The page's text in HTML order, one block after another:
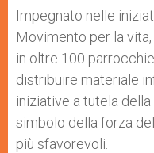
Impegnato nelle
Movimento per la
in oltre 100
distribuire materiale
iniziative a tutela
simbolo della forza
più sfavorevoli.